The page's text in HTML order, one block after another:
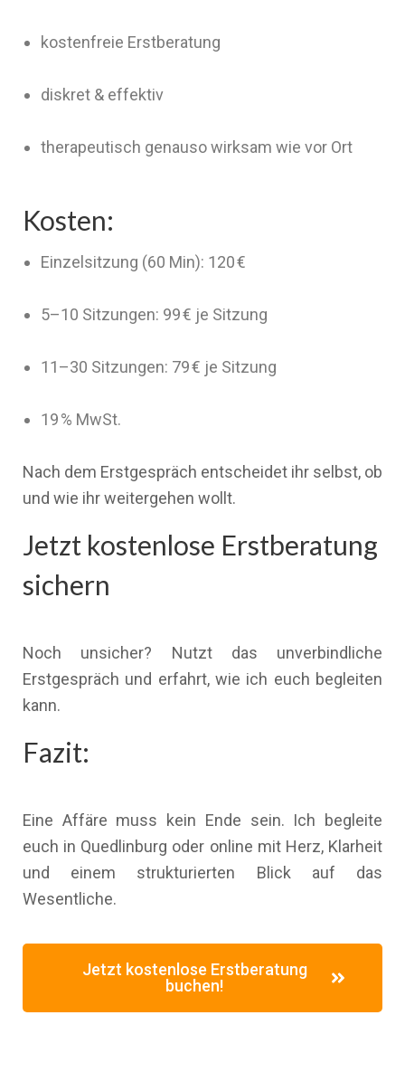
kostenfreie Erstberatung
diskret & effektiv
therapeutisch genauso wirksam wie vor Ort
Kosten:
Einzelsitzung (60 Min): 120 €
5–10 Sitzungen: 99 € je Sitzung
11–30 Sitzungen: 79 € je Sitzung
19 % MwSt.
Nach dem Erstgespräch entscheidet ihr selbst, ob
und wie ihr weitergehen wollt.
Jetzt kostenlose Erstberatung
sichern
Noch unsicher? Nutzt das unverbindliche
Erstgespräch und erfahrt, wie ich euch begleiten
kann.
Fazit:
Eine Affäre muss kein Ende sein. Ich begleite
euch in Quedlinburg oder online mit Herz, Klarheit
und einem strukturierten Blick auf das
Wesentliche.
Jetzt kostenlose Erstberatung
buchen!